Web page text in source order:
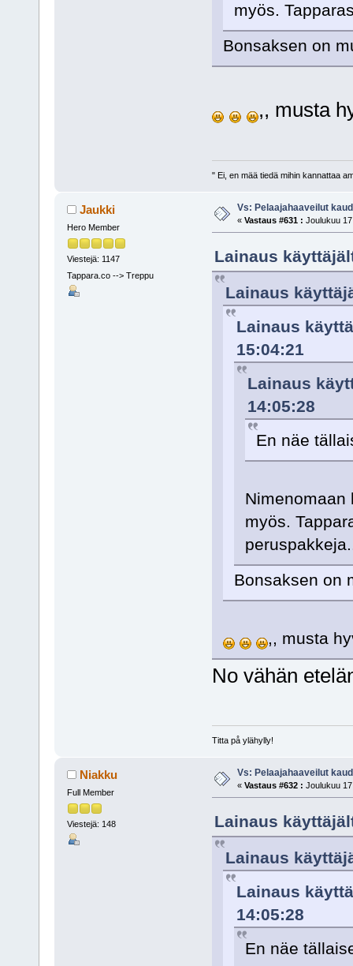
myös.
Bonsaksen on
,, musta
" Ei, en mää tiedä mihin kannattaa
Jaukki
Hero Member
Viestejä: 1147
Tappara.co --> Treppu
Vs: Pelaajahaaveilut
« Vastaus #631 : Joulukuu
Lainaus
Lainaus
Lainaus
15:04:21
Lainaus
14:05:28
En näe
Nimenomaan
myös.
Bonsaksen on
,, musta
No vähän
Titta på ylähylly!
Niakku
Full Member
Viestejä: 148
Vs: Pelaajahaaveilut
« Vastaus #632 : Joulukuu
Lainaus
Lainaus
Lainaus
14:05:28
En näe